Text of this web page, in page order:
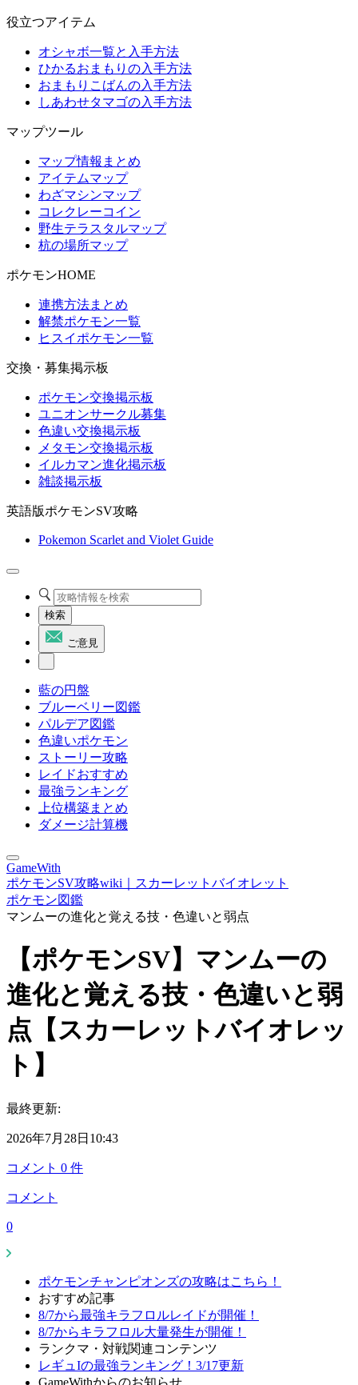
役立つアイテム
オシャボ一覧と入手方法
ひかるおまもりの入手方法
おまもりこばんの入手方法
しあわせタマゴの入手方法
マップツール
マップ情報まとめ
アイテムマップ
わざマシンマップ
コレクレーコイン
野生テラスタルマップ
杭の場所マップ
ポケモンHOME
連携方法まとめ
解禁ポケモン一覧
ヒスイポケモン一覧
交換・募集掲示板
ポケモン交換掲示板
ユニオンサークル募集
色違い交換掲示板
メタモン交換掲示板
イルカマン進化掲示板
雑談掲示板
英語版ポケモンSV攻略
Pokemon Scarlet and Violet Guide
検索
ご意見
藍の円盤
ブルーベリー図鑑
パルデア図鑑
色違いポケモン
ストーリー攻略
レイドおすすめ
最強ランキング
上位構築まとめ
ダメージ計算機
GameWith
ポケモンSV攻略wiki｜スカーレットバイオレット
ポケモン図鑑
マンムーの進化と覚える技・色違いと弱点
【ポケモンSV】マンムーの
進化と覚える技・色違いと弱
点【スカーレットバイオレッ
ト】
最終更新:
2026年7月28日10:43
コメント 0 件
コメント
0
ポケモンチャンピオンズの攻略はこちら！
おすすめ記事
8/7から最強キラフロルレイドが開催！
8/7からキラフロル大量発生が開催！
ランクマ・対戦関連コンテンツ
レギュIの最強ランキング！3/17更新
GameWithからのお知らせ